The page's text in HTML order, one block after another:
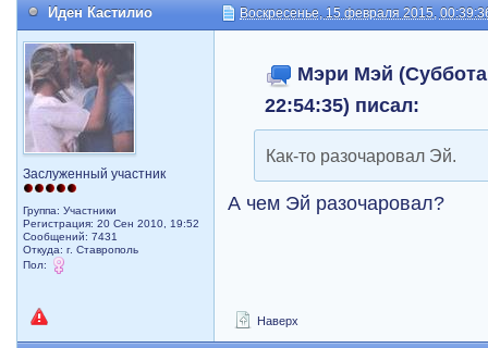
Иден Кастилио Воскресенье, 15 февраля 2015,
Заслуженный участник
Группа: Участники
Регистрация: 20 Сен 2010, 19:52
Сообщений: 7431
Откуда: г. Ставрополь
Пол:
Мэри Мэй
22:54:35) писал:
Как-то разочаровал Эй.
А чем Эй разочаровал?
Наверх